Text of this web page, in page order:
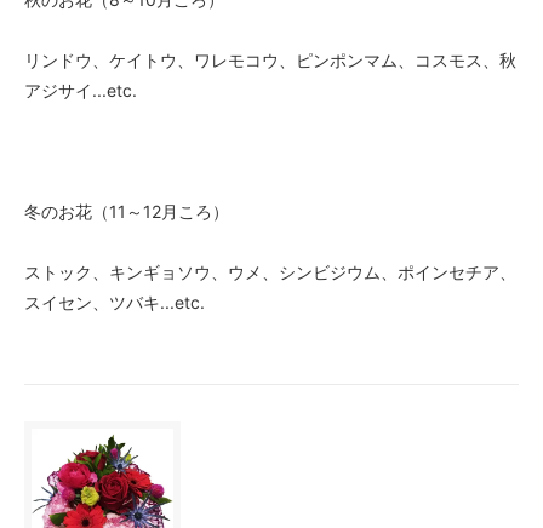
リンドウ、ケイトウ、ワレモコウ、ピンポンマム、コスモス、秋
アジサイ...etc.
冬のお花（11～12月ころ）
ストック、キンギョソウ、ウメ、シンビジウム、ポインセチア、
スイセン、ツバキ...etc.